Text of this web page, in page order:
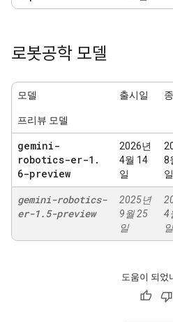
로봇공학 모델
모델 출시일
프리뷰 모델
gemini-
robotics-er-1 .
6-preview
2026년
4월 14
일
8
일
gemini-robotics-
er-1.5-preview
2025년
9월 25
일
4
일
도움이 되었